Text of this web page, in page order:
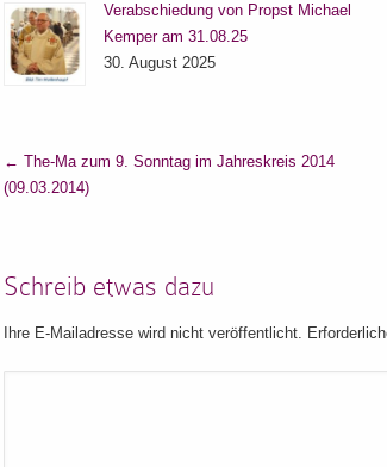
Verabschiedung von Propst Michael
Kemper am 31.08.25
30. August 2025
← The-Ma zum 9. Sonntag im Jahreskreis 2014
(09.03.2014)
Schreib etwas dazu
Ihre E-Mailadresse wird nicht veröffentlicht.